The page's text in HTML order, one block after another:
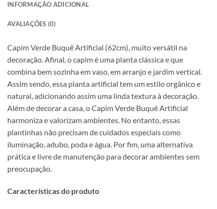
INFORMAÇÃO ADICIONAL
AVALIAÇÕES (0)
Capim Verde Buquê Artificial (62cm), muito versátil na
decoração. Afinal, o capim é uma planta clássica e que
combina bem sozinha em vaso, em arranjo e jardim vertical.
Assim sendo, essa planta artificial tem um estilo orgânico e
natural, adicionando assim uma linda textura à decoração.
Além de decorar a casa, o Capim Verde Buquê Artificial
harmoniza e valorizam ambientes. No entanto, essas
plantinhas não precisam de cuidados especiais como
iluminação, adubo, poda e água. Por fim, uma alternativa
prática e livre de manutenção para decorar ambientes sem
preocupação.
Características do produto